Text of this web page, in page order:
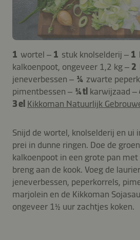
1 wortel – 1 stuk knolselderij – 1
kalkoenpoot, ongeveer 1,2 kg – 2
jeneverbessen – ¼ zwarte
pimentbessen – ¼ tl karwijzaad –
3 el Kikkoman Natuurlijk
Snijd de wortel, knolselderij en ui
prei in dunne ringen. Doe de
kalkoenpoot in een grote pan
breng aan de kook. Voeg de
jeneverbessen, peperkorrels,
marjolein en de Kikkoman
ongeveer 1½ uur zachtjes koken.